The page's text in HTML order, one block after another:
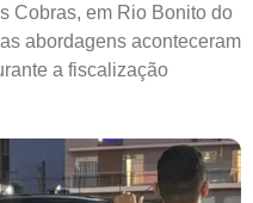
Cobras, em Rio Bonito do
abordagens aconteceram
a fiscalização